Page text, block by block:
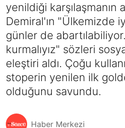
yenildiği karşılaşmanın
Demiral'ın "Ülkemizde
günler de
kurmalıyız" sözleri
eleştiri aldı. Çoğu
stoperin yenilen ilk
olduğunu savundu.
Haber Merkezi